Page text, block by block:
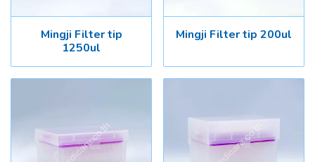
Mingji Filter tip
1250ul
Mingji Filter tip 200ul